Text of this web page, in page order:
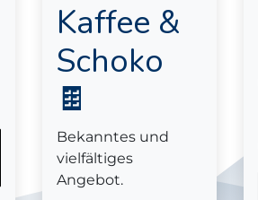
Kaffee &
Schoko
🍫
Bekanntes und
vielfältiges
Angebot.